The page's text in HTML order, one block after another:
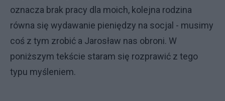
oznacza brak pracy dla moich, kolejna rodzina
równa się wydawanie pieniędzy na socjal - musimy
coś z tym zrobić a Jarosław nas obroni. W
poniższym tekście staram się rozprawić z tego
typu myśleniem.